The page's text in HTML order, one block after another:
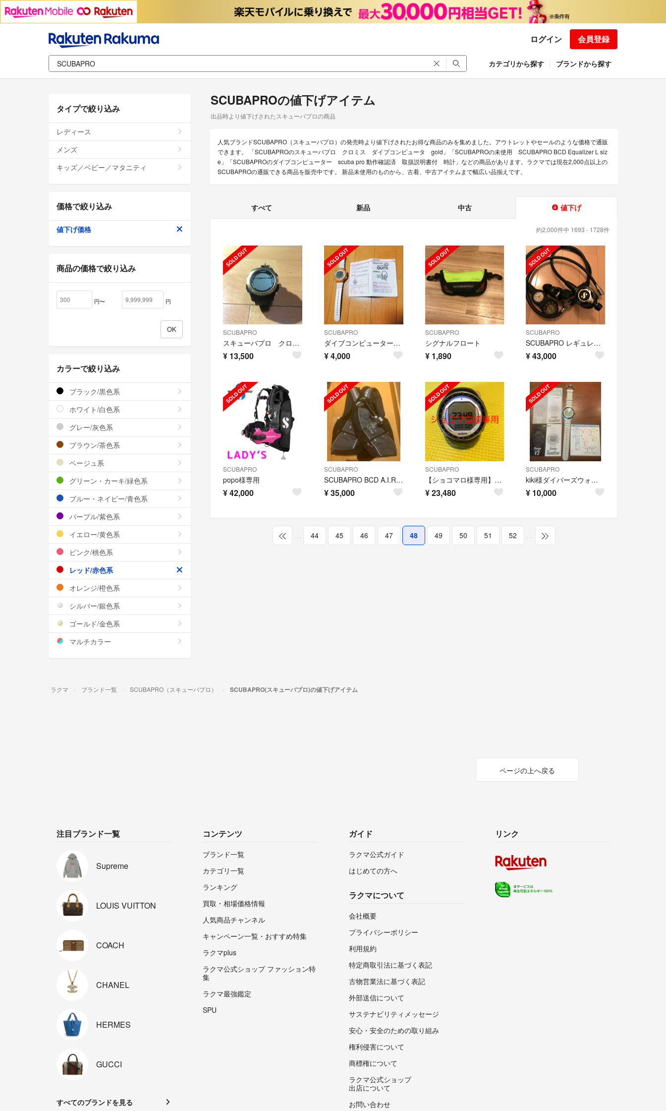
ログイン 会員登録
カテゴリから探す ブランドから探す
SCUBAPROの値下げアイテム
出品時より値下げされたスキューバプロの商品
人気ブランドSCUBAPRO（スキューバプロ）の発売時より値下げされたお得な商品のみを集めました。アウトレットやセールのような価格で通販
できます。 「SCUBAPROのスキューバプロ クロミス ダイブコンピュータ gold」「SCUBAPROの未使用 SCUBAPRO BCD Equalizer L siz
e」「SCUBAPROのダイブコンピューター scuba pro 動作確認済 取扱説明書付 時計」などの商品があります。ラクマでは現在2,000点以上の
SCUBAPROの通販できる商品を販売中です。 新品未使用のものから、古着、中古アイテムまで幅広い品揃えです。
すべて 新品 中古 値下げ
約2,000件中 1693 - 1728件
SCUBAPRO
スキューバプロ クロミス ダイブコンピュータ gold
¥ 13,500
SCUBAPRO
ダイブコンピューター scuba pro 動作確認済 取扱説明書付 時計
¥4,000
SCUBAPRO
シグナルフロート
¥ 1,890
SCUBAPRO
SCUBAPRO レギュレーター &BCDセット
¥43,000
SCUBAPRO
popo様専用
¥42,000
SCUBAPRO
SCUBAPRO BCD A.I.R.2third generationサイズM
¥35,000
SCUBAPRO
【ショコマロ様専用】SUUNTO スント ダイブコンピューター D9
¥23,480
SCUBAPRO
kiki様ダイバーズウォッチXtender Quattro（電池切れ）
¥ 10,000
… 44 45 46 47 48 49 50 51 52 …
タイプで絞り込み
レディース
メンズ
キッズ／ベビー／マタニティ
価格で絞り込み
値下げ価格
商品の価格で絞り込み
円〜 円
カラーで絞り込み
ブラック/黒色系
ホワイト/白色系
グレー/灰色系
ブラウン/茶色系
ベージュ系
グリーン・カーキ/緑色系
ブルー・ネイビー/青色系
パープル/紫色系
イエロー/黄色系
ピンク/桃色系
レッド/赤色系
オレンジ/橙色系
シルバー/銀色系
ゴールド/金色系
マルチカラー
ラクマ ブランド一覧 SCUBAPRO（スキューバプロ） SCUBAPRO(スキューバプロ)の値下げアイテム
ページの上へ戻る
注目ブランド一覧
Supreme
LOUIS VUITTON
COACH
CHANEL
HERMES
GUCCI
すべてのブランドを見る
コンテンツ
ブランド一覧
カテゴリ一覧
ランキング
買取・相場価格情報
人気商品チャンネル
キャンペーン一覧・おすすめ特集
ラクマplus
ラクマ公式ショップ ファッション特
集
ラクマ最強鑑定
SPU
ガイド
ラクマ公式ガイド
はじめての方へ
ラクマについて
会社概要
プライバシーポリシー
利用規約
特定商取引法に基づく表記
古物営業法に基づく表記
外部送信について
サステナビリティメッセージ
安心・安全のための取り組み
権利侵害について
商標権について
ラクマ公式ショップ
出店について
お問い合わせ
リンク